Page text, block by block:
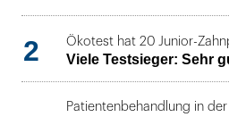
2 Ökotest hat 20 Junior-
Viele Testsieger: Sehr
Patientenbehandlung in